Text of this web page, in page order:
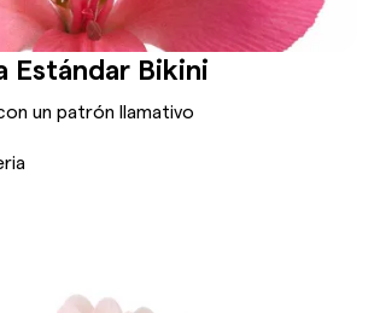
Estándar Bikini
un patrón llamativo